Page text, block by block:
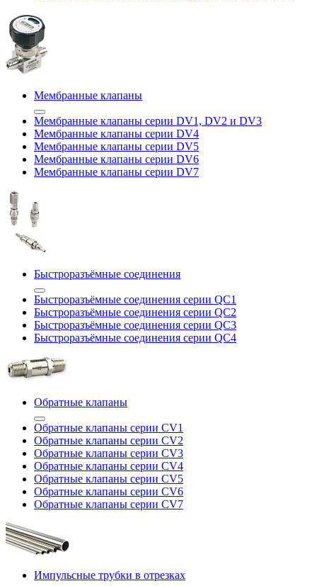
Мембранные клапаны
Мембранные клапаны серии DV1, DV2 и DV3
Мембранные клапаны серии DV4
Мембранные клапаны серии DV5
Мембранные клапаны серии DV6
Мембранные клапаны серии DV7
Быстроразъёмные соединения
Быстроразъёмные соединения серии QC1
Быстроразъёмные соединения серии QC2
Быстроразъёмные соединения серии QC3
Быстроразъёмные соединения серии QC4
Обратные клапаны
Обратные клапаны серии CV1
Обратные клапаны серии CV2
Обратные клапаны серии CV3
Обратные клапаны серии CV4
Обратные клапаны серии CV5
Обратные клапаны серии CV6
Обратные клапаны серии CV7
Импульсные трубки в отрезках